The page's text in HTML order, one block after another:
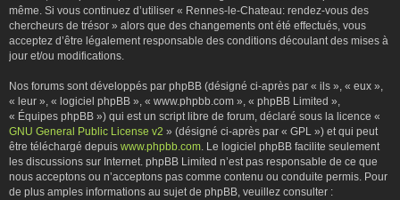
même. Si vous continuez d’utiliser « Rennes-le-Chateau: rendez-vous des
chercheurs de trésor » alors que des changements ont été effectués, vous
acceptez d’être légalement responsable des conditions découlant des mises à
jour et/ou modifications.
Nos forums sont développés par phpBB (désigné ci-après par « ils », « eux »,
« leur », « logiciel phpBB », « www.phpbb.com », « phpBB Limited »,
« Équipes phpBB ») qui est un script libre de forum, déclaré sous la licence «
GNU General Public License v2 » (désigné ci-après par « GPL ») et qui peut
être téléchargé depuis www.phpbb.com. Le logiciel phpBB facilite seulement
les discussions sur Internet. phpBB Limited n’est pas responsable de ce que
nous acceptons ou n’acceptons pas comme contenu ou conduite permis. Pour
de plus amples informations au sujet de phpBB, veuillez consulter :